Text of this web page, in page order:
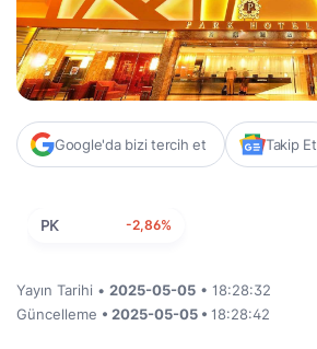
Google'da bizi tercih et Takip Et
PK -2,86%
Yayın Tarihi • 2025-05-05 • 18:28:32
Güncelleme • 2025-05-05 • 18:28:42